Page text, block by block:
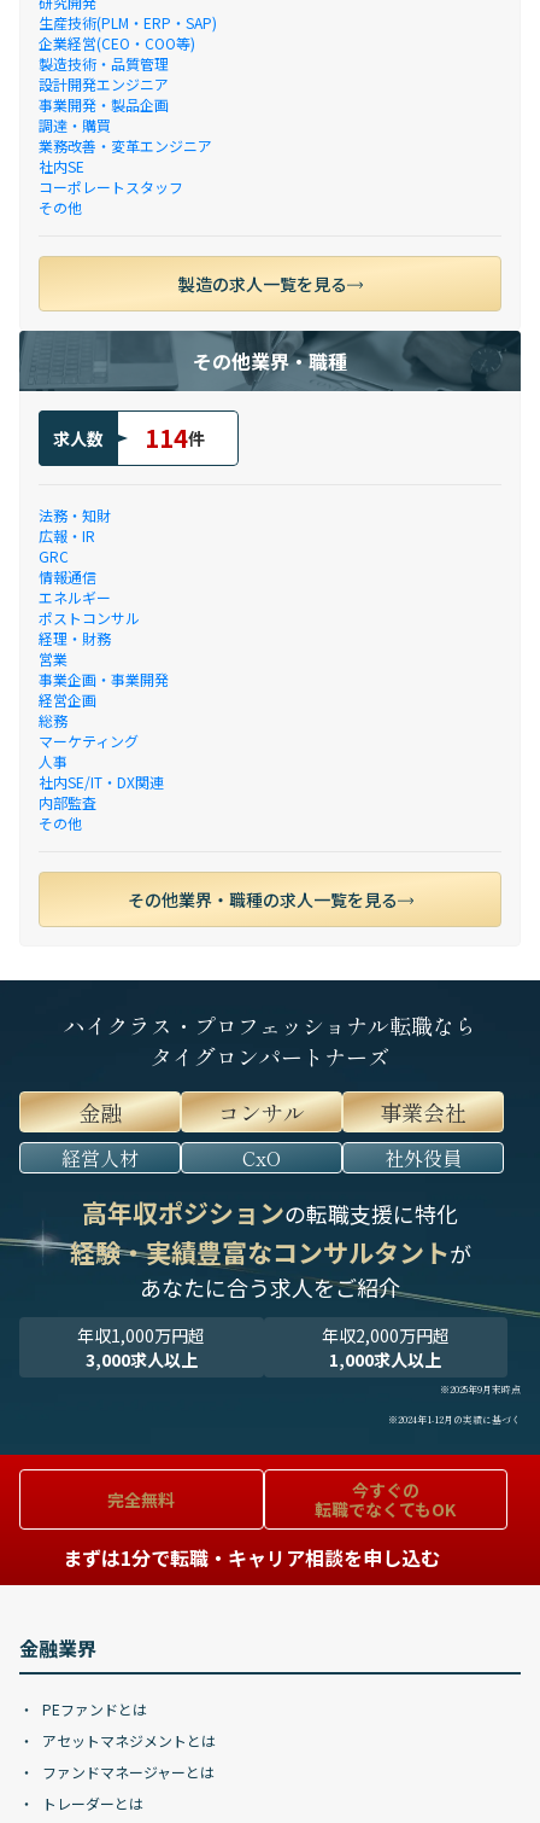
生産技術(PLM・ERP・SAP)
企業経営(CEO・COO等)
製造技術・品質管理
設計開発エンジニア
事業開発・製品企画
調達・購買
業務改善・変革エンジニア
社内SE
コーポレートスタッフ
その他
製造の求人一覧を見る
その他業界・職種
求人数 114件
法務・知財
広報・IR
GRC
情報通信
エネルギー
ポストコンサル
経理・財務
営業
事業企画・事業開発
経営企画
総務
マーケティング
人事
社内SE/IT・DX関連
内部監査
その他
その他業界・職種の求人一覧を見る
ハイクラス・プロフェッショナル転職なら
タイグロンパートナーズ
金融
コンサル 事業会社
経営人材 CxO 社外役員
高年収ポジションの転職支援に特化
経験・実績豊富なコンサルタントが
あなたに合う求人をご紹介
年収1,000万円超
3,000求人以上
年収2,000万円超
1,000求人以上
※2025年9月末時点
※2024年1-12月の実績に基づく
完全無料
今すぐの
転職でなくてもOK
まずは1分で転職・キャリア相談を申し込む
金融業界
PEファンドとは
アセットマネジメントとは
ファンドマネージャーとは
トレーダーとは